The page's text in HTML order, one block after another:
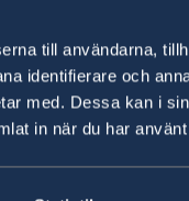
till användarna,
identifierare och
med. Dessa kan i
in när du har
ciudadanía